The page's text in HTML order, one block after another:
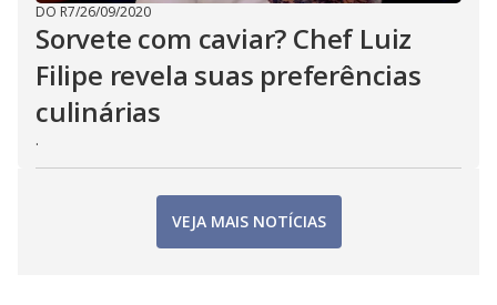
DO R7/26/09/2020
Sorvete com caviar? Chef Luiz
Filipe revela suas preferências
culinárias
.
VEJA MAIS NOTÍCIAS